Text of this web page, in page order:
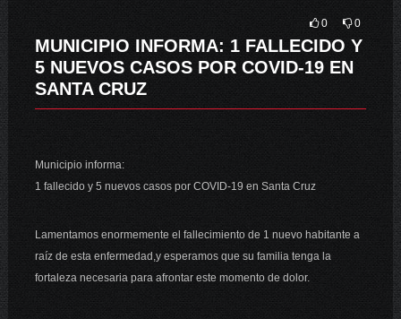
0 0
MUNICIPIO INFORMA: 1 FALLECIDO Y
5 NUEVOS CASOS POR COVID-19 EN
SANTA CRUZ
Municipio informa:
1 fallecido y 5 nuevos casos por COVID-19 en Santa Cruz
Lamentamos enormemente el fallecimiento de 1 nuevo habitante a
raíz de esta enfermedad,y esperamos que su familia tenga la
fortaleza necesaria para afrontar este momento de dolor.